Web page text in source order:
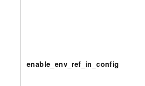
enable_env_ref_in_config